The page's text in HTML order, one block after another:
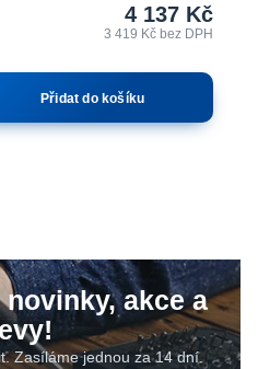
4 137 Kč
3 419 Kč bez DPH
Přidat do košíku
akce a
Zasíláme jednou za 14 dní.